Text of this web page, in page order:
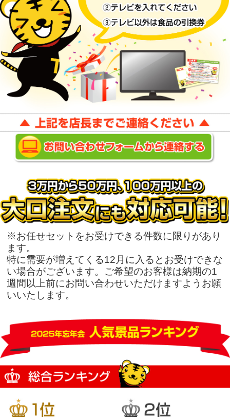
※お任せセットをお受けできる件数に限りがあり
ます。
特に需要が増えてくる12月に入るとお受けできな
い場合がございます。ご希望のお客様は納期の1
週間以上前にお問い合わせいただけますようお願
いいたします。